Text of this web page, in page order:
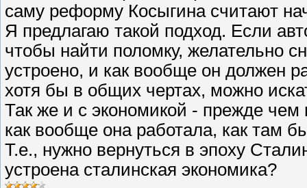
саму реформу Косыгина считают
Я предлагаю такой подход. Если
чтобы найти поломку, желательно
устроено, и как вообще он должен
хотя бы в общих чертах, можно
Так же и с экономикой - прежде чем
как вообще она работала, как там
Т.е., нужно вернуться в эпоху
устроена сталинская экономика?